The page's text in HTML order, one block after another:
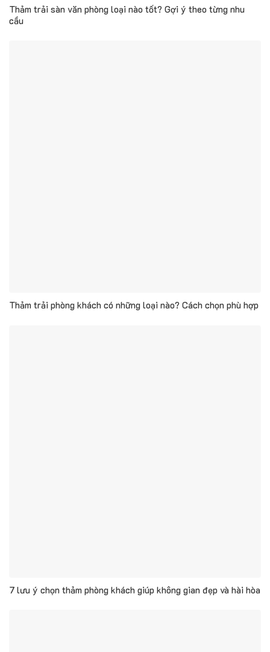
Thảm trải sàn văn phòng loại nào tốt? Gợi ý theo từng nhu
cầu
Thảm trải phòng khách có những loại nào? Cách chọn phù hợp
7 lưu ý chọn thảm phòng khách giúp không gian đẹp và hài hòa